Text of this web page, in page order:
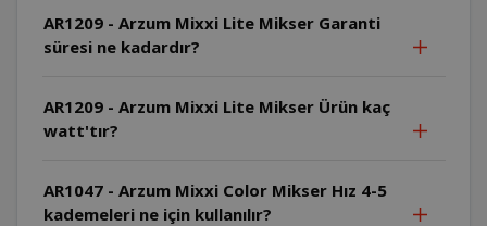
AR1209 - Arzum Mixxi Lite Mikser Garanti
süresi ne kadardır?
AR1209 - Arzum Mixxi Lite Mikser Ürün kaç
watt'tır?
AR1047 - Arzum Mixxi Color Mikser Hız 4-5
kademeleri ne için kullanılır?